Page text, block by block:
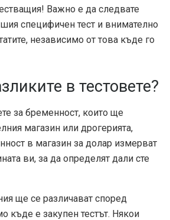
Важно е да следвате
специфичен тест и внимателно
независимо от това къде го
в тестовете?
за бременност, които ще
магазин или дрогерията,
в магазин за долар измерват
ви, за да определят дали сте
ще се различават според
къде е закупен тестът. Някои